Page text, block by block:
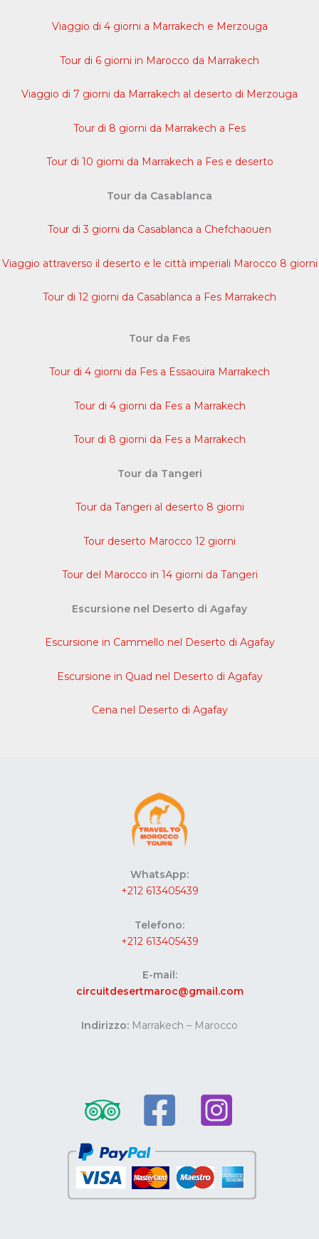
Viaggio di 4 giorni a Marrakech e Merzouga
Tour di 6 giorni in Marocco da Marrakech
Viaggio di 7 giorni da Marrakech al deserto di Merzouga
Tour di 8 giorni da Marrakech a Fes
Tour di 10 giorni da Marrakech a Fes e deserto
Tour da Casablanca
Tour di 3 giorni da Casablanca a Chefchaouen
Viaggio attraverso il deserto e le città imperiali Marocco 8 giorni
Tour di 12 giorni da Casablanca a Fes Marrakech
Tour da Fes
Tour di 4 giorni da Fes a Essaouira Marrakech
Tour di 4 giorni da Fes a Marrakech
Tour di 8 giorni da Fes a Marrakech
Tour da Tangeri
Tour da Tangeri al deserto 8 giorni
Tour deserto Marocco 12 giorni
Tour del Marocco in 14 giorni da Tangeri
Escursione nel Deserto di Agafay
Escursione in Cammello nel Deserto di Agafay
Escursione in Quad nel Deserto di Agafay
Cena nel Deserto di Agafay
WhatsApp:
+212 613405439
Telefono:
+212 613405439
E-mail:
circuitdesertmaroc@gmail.com
Indirizzo: Marrakech – Marocco